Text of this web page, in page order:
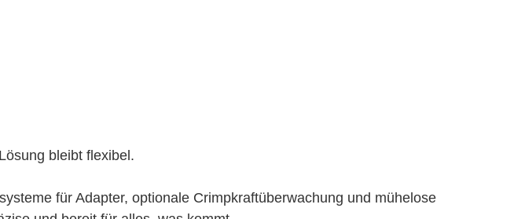
bleibt flexibel.
für Adapter, optionale Crimpkraftüberwachung und mühelose